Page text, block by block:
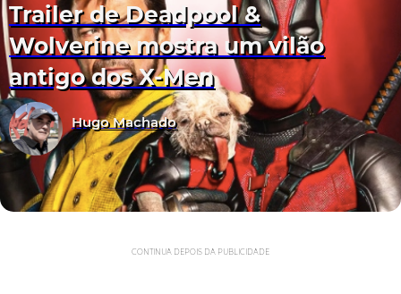
Trailer de Deadpool &
Wolverine mostra um vilão
antigo dos X-Men
Hugo Machado
CONTINUA DEPOIS DA PUBLICIDADE